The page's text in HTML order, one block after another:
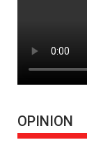
OPINION